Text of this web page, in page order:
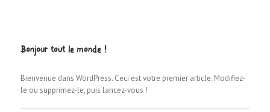
Bonjour tout le monde !
Bienvenue dans WordPress. Ceci est votre premier article. Modifiez-
le ou supprimez-le, puis lancez-vous !